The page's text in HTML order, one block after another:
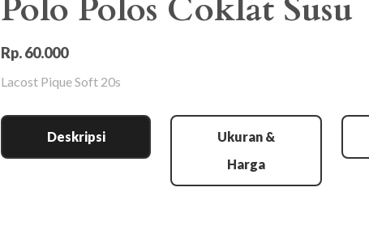
Polo Polos Coklat Susu
Rp. 60.000
Lacost Pique Soft 20s
Deskripsi
Ukuran &
Harga